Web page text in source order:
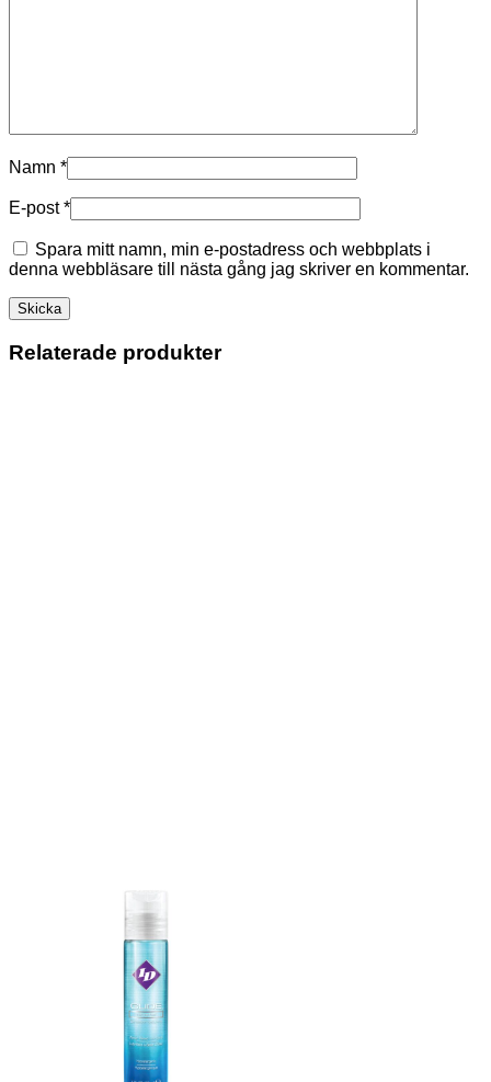
Namn *
E-post*
Spara mitt namn, min e-postadress och webbplats i
denna webbläsare till nästa gång jag skriver en kommentar.
Relaterade produkter